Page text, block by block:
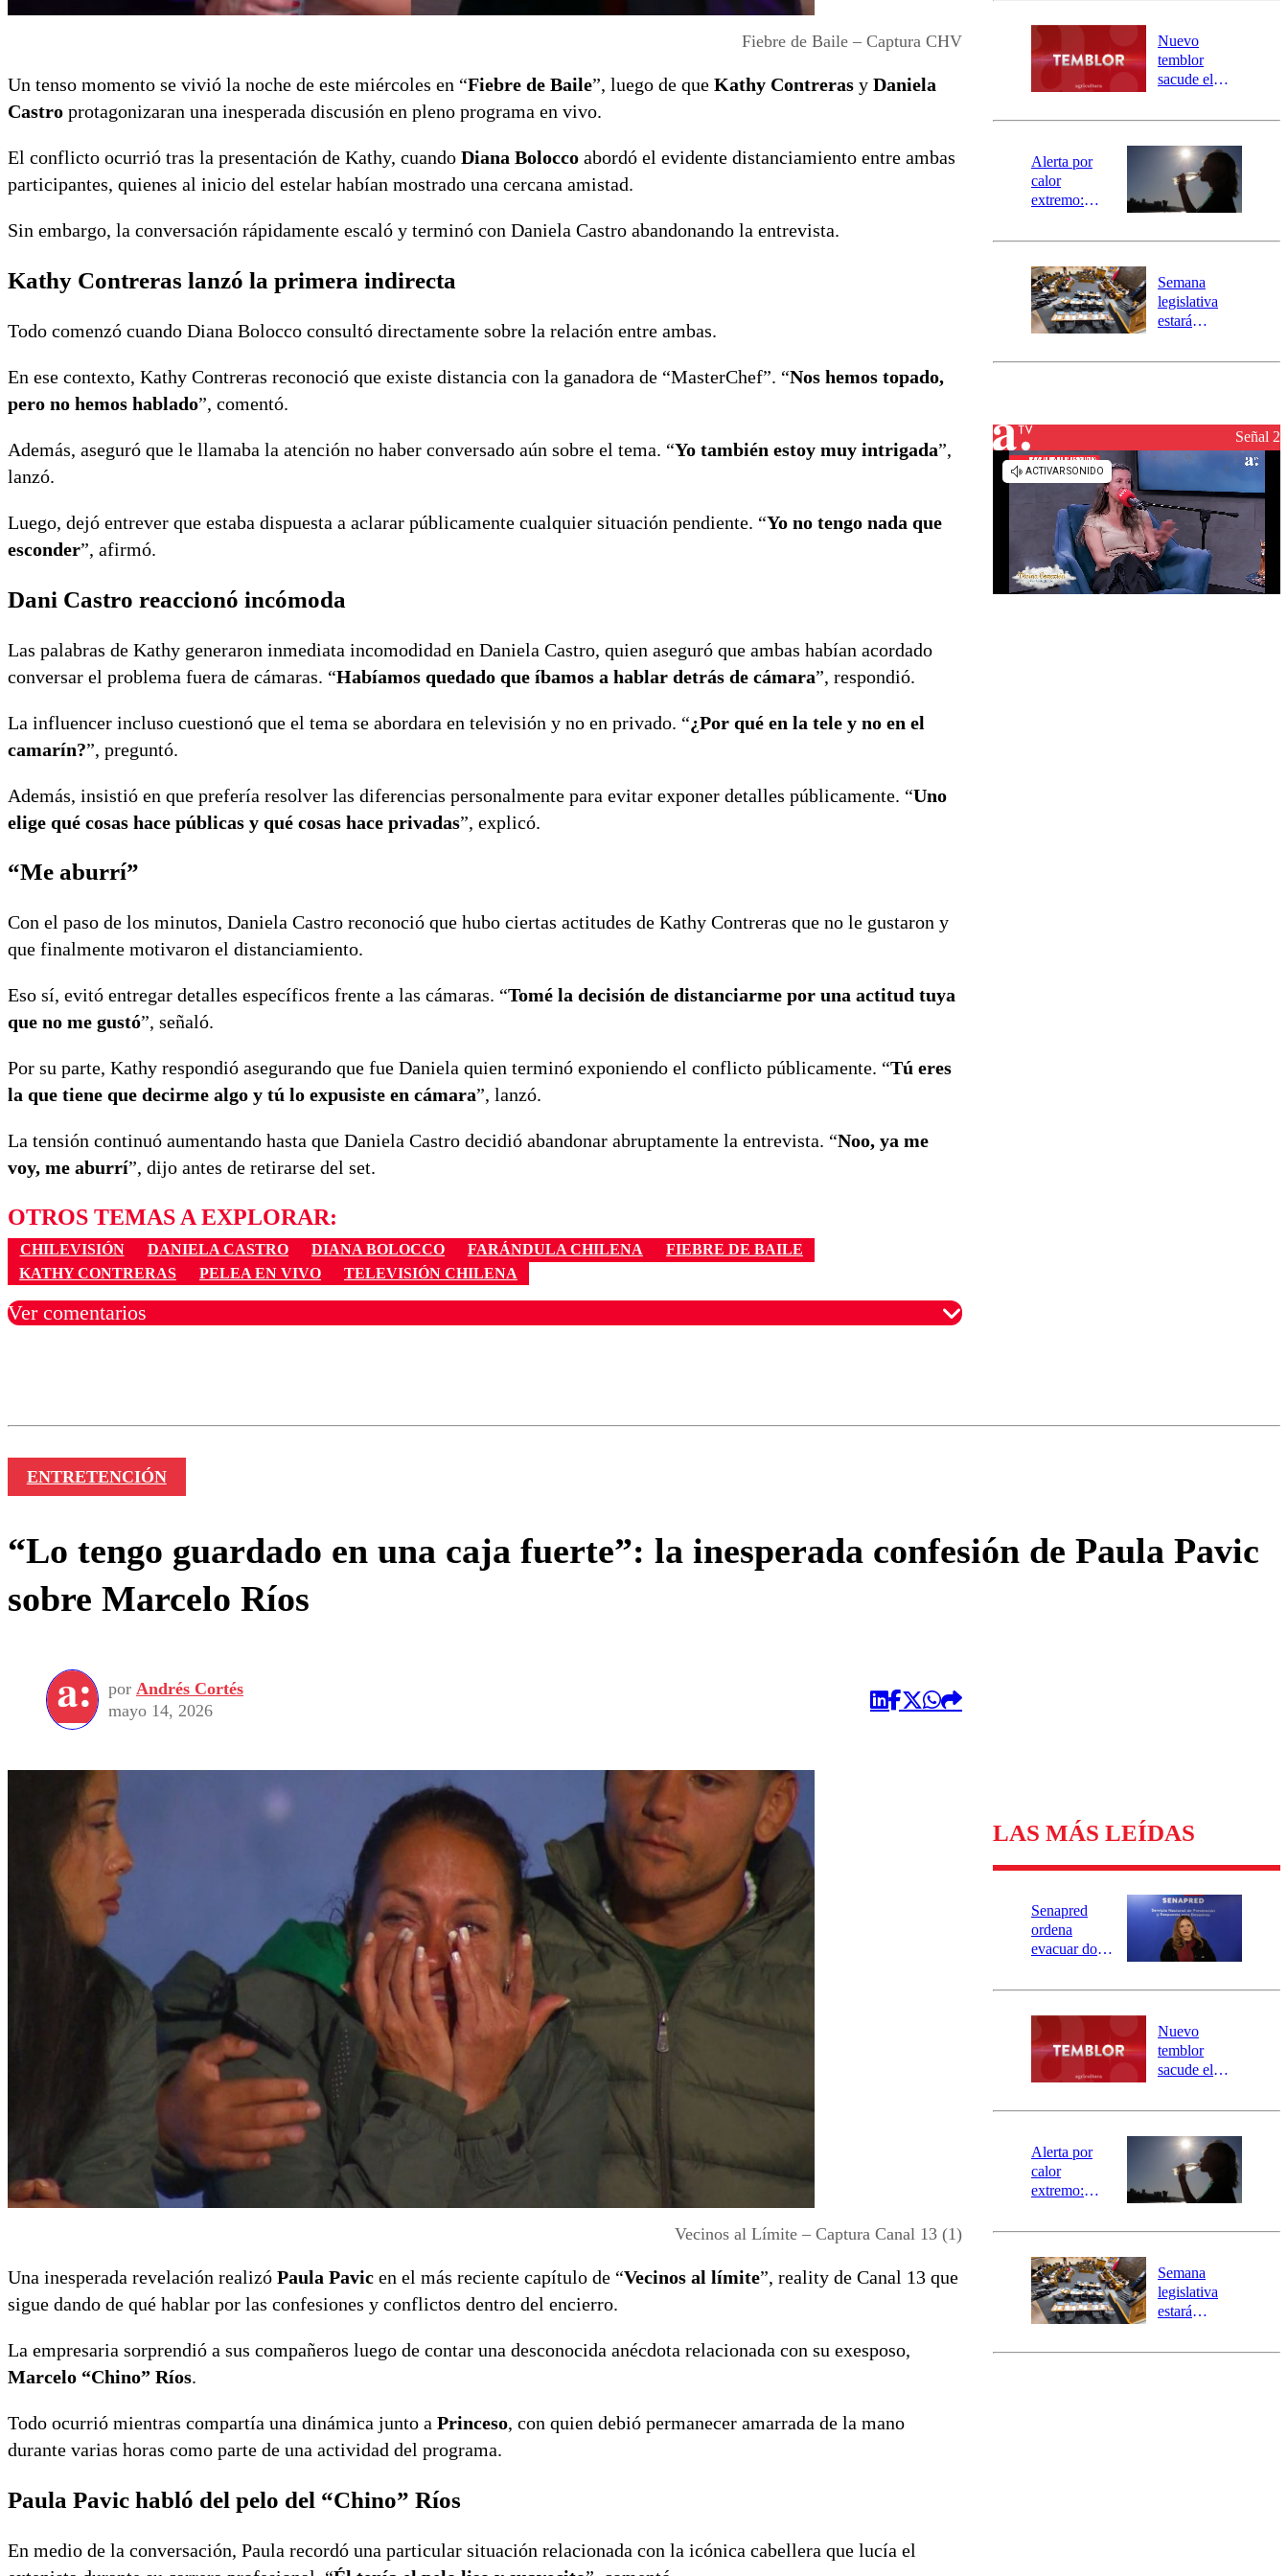
Fiebre de Baile – Captura CHV
Un tenso momento se vivió la noche de este miércoles en “Fiebre de Baile”, luego de que Kathy Contreras y Daniela
Castro protagonizaran una inesperada discusión en pleno programa en vivo.
El conflicto ocurrió tras la presentación de Kathy, cuando Diana Bolocco abordó el evidente distanciamiento entre ambas
participantes, quienes al inicio del estelar habían mostrado una cercana amistad.
Sin embargo, la conversación rápidamente escaló y terminó con Daniela Castro abandonando la entrevista.
Kathy Contreras lanzó la primera indirecta
Todo comenzó cuando Diana Bolocco consultó directamente sobre la relación entre ambas.
En ese contexto, Kathy Contreras reconoció que existe distancia con la ganadora de “MasterChef”. “Nos hemos topado,
pero no hemos hablado”, comentó.
Además, aseguró que le llamaba la atención no haber conversado aún sobre el tema. “Yo también estoy muy intrigada”,
lanzó.
Luego, dejó entrever que estaba dispuesta a aclarar públicamente cualquier situación pendiente. “Yo no tengo nada que
esconder”, afirmó.
Dani Castro reaccionó incómoda
Las palabras de Kathy generaron inmediata incomodidad en Daniela Castro, quien aseguró que ambas habían acordado
conversar el problema fuera de cámaras. “Habíamos quedado que íbamos a hablar detrás de cámara”, respondió.
La influencer incluso cuestionó que el tema se abordara en televisión y no en privado. “¿Por qué en la tele y no en el
camarín?”, preguntó.
Además, insistió en que prefería resolver las diferencias personalmente para evitar exponer detalles públicamente. “Uno
elige qué cosas hace públicas y qué cosas hace privadas”, explicó.
“Me aburrí”
Con el paso de los minutos, Daniela Castro reconoció que hubo ciertas actitudes de Kathy Contreras que no le gustaron y
que finalmente motivaron el distanciamiento.
Eso sí, evitó entregar detalles específicos frente a las cámaras. “Tomé la decisión de distanciarme por una actitud tuya
que no me gustó”, señaló.
Por su parte, Kathy respondió asegurando que fue Daniela quien terminó exponiendo el conflicto públicamente. “Tú eres
la que tiene que decirme algo y tú lo expusiste en cámara”, lanzó.
La tensión continuó aumentando hasta que Daniela Castro decidió abandonar abruptamente la entrevista. “Noo, ya me
voy, me aburrí”, dijo antes de retirarse del set.
OTROS TEMAS A EXPLORAR:
CHILEVISIÓN DANIELA CASTRO DIANA BOLOCCO FARÁNDULA CHILENA
FIEBRE DE BAILE
KATHY CONTRERAS
PELEA EN VIVO TELEVISIÓN CHILENA
Ver comentarios
río Damas:
activa
mensajería
SAE
Nuevo
temblor
sacude el
revisa la
epicentro
Alerta por
calor
extremo:
activa Alerta
Preventiva en
tres comunas
Semana
legislativa
estará
el fin de la
reconstrucciónSeñal 2
ENTRETENCIÓN
“Lo tengo guardado en una caja fuerte”: la inesperada confesión de Paula Pavic
sobre Marcelo Ríos
por Andrés Cortés
mayo 14, 2026
Vecinos al Límite – Captura Canal 13 (1)
Una inesperada revelación realizó Paula Pavic en el más reciente capítulo de “Vecinos al límite”, reality de Canal 13 que
sigue dando de qué hablar por las confesiones y conflictos dentro del encierro.
La empresaria sorprendió a sus compañeros luego de contar una desconocida anécdota relacionada con su exesposo,
Marcelo “Chino” Ríos.
Todo ocurrió mientras compartía una dinámica junto a Princeso, con quien debió permanecer amarrada de la mano
durante varias horas como parte de una actividad del programa.
Paula Pavic habló del pelo del “Chino” Ríos
En medio de la conversación, Paula recordó una particular situación relacionada con la icónica cabellera que lucía el
LAS MÁS LEÍDAS
Senapred
ordena
evacuar dos
Carahue por
río Damas:
activa
mensajería
SAE
Nuevo
temblor
sacude el
revisa la
epicentro
Alerta por
calor
extremo:
activa Alerta
Preventiva en
tres comunas
Semana
legislativa
estará
el fin de la